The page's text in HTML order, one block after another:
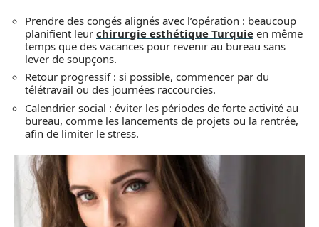
Prendre des congés alignés avec l’opération : beaucoup
planifient leur chirurgie esthétique Turquie en même
temps que des vacances pour revenir au bureau sans
lever de soupçons.
Retour progressif : si possible, commencer par du
télétravail ou des journées raccourcies.
Calendrier social : éviter les périodes de forte activité au
bureau, comme les lancements de projets ou la rentrée,
afin de limiter le stress.